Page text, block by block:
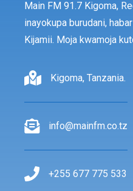
Main FM 91.7 Kigoma,
inayokupa burudani,
Kijamii. Moja kwamoja
Kigoma, Tanzania.
info@mainfm.co.tz
+255 677 775 533